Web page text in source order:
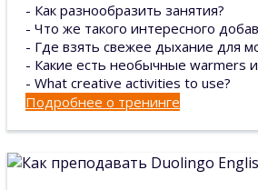
- Как разнообразить занятия?
- Что же такого интересного
- Где взять свежее дыхание для
- Какие есть необычные warmers
- What creative activities to use?
Подробнее о тренинге